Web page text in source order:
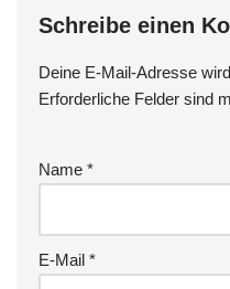
Schreibe einen
Deine E-Mail-Adresse
Erforderliche Felder sind
Name *
E-Mail *